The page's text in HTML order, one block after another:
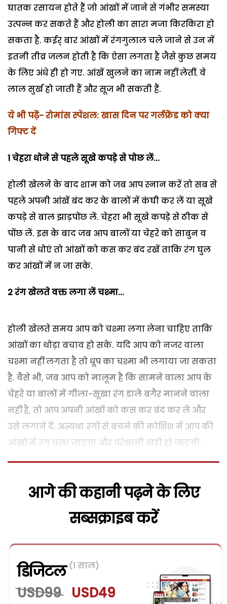
घातक रसायन होते हैं जो आंखों में जाने से गंभीर समस्या
उत्पन्न कर सकते हैं और होली का सारा मजा किरकिरा हो
सकता है. कईर् बार आंखों में रंगगुलाल चले जाने से उन में
इतनी तीव्र जलन होती है कि ऐसा लगता है जैसे कुछ समय
के लिए अंधे ही हो गए. आंखें खुलने का नाम नहीं लेतीं. वे
लाल सुर्ख हो जाती हैं और सूज भी सकती हैं.
ये भी पढ़ें- रोमांस स्पेशल: खास दिन पर गर्लफ्रेंड को क्या
गिफ्ट दें
1 चेहरा धोने से पहले सूखे कपड़े से पोछ लें...
होली खेलने के बाद शाम को जब आप स्नान करें तो सब से
पहले अपनी आंखें बंद कर के बालों में कंघी कर लें या सूखे
कपड़े से बाल झाड़पोंछ लें. चेहरा भी सूखे कपड़े से ठीक से
पोंछ लें. इस के बाद जब आप बालों या चेहरे को साबुन व
पानी से धोएं तो आंखों को कस कर बंद रखें ताकि रंग घुल
कर आंखों में न जा सके.
2 रंग खेलते वक्त लगा लें चश्मा...
होली खेलते समय आप को चश्मा लगा लेना चाहिए ताकि
आंखों का थोड़ा बचाव हो सके. यदि आप को नजर वाला
चश्मा नहीं लगता है तो धूप का चश्मा भी लगाया जा सकता
है. वैसे भी, जब आप को मालूम है कि सामने वाला आप के
चेहरे या बालों में गीला-सूखा रंग डाले बगैर मानने वाला
नहीं है, तो आप अपनी आंखों को कस कर बंद कर लें और
उसे लगाने दें. अन्यथा रंगों से बचने की कोशिश में आप की
आंखों में रंग चला जाएगा और परेशानी खड़ी हो जाएगी.
आगे की कहानी पढ़ने के लिए
सब्सक्राइब करें
डिजिटल (1 साल)
USD99 USD49